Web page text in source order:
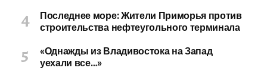
Последнее море: Жители Приморья против
строительства нефтеугольного терминала
«Однажды из Владивостока на Запад
уехали все…»